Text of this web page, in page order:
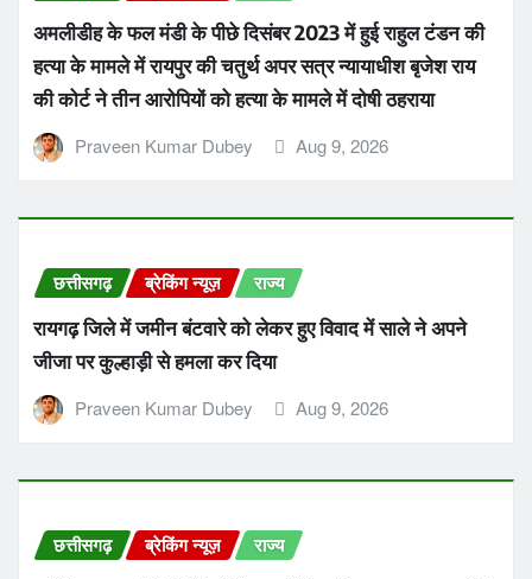
अमलीडीह के फल मंडी के पीछे दिसंबर 2023 में हुई राहुल टंडन की
हत्या के मामले में रायपुर की चतुर्थ अपर सत्र न्यायाधीश बृजेश राय
की कोर्ट ने तीन आरोपियों को हत्या के मामले में दोषी ठहराया
Praveen Kumar Dubey Aug 9, 2026
छत्तीसगढ़ ब्रेकिंग न्यूज़ राज्य
रायगढ़ जिले में जमीन बंटवारे को लेकर हुए विवाद में साले ने अपने
जीजा पर कुल्हाड़ी से हमला कर दिया
Praveen Kumar Dubey Aug 9, 2026
छत्तीसगढ़ ब्रेकिंग न्यूज़ राज्य